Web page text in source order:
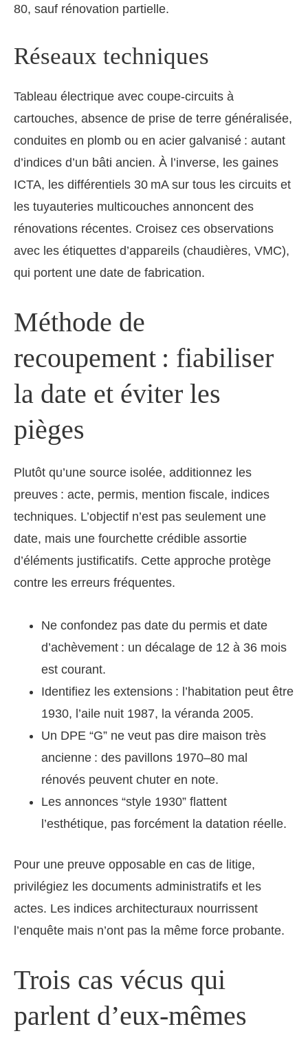
80, sauf rénovation partielle.
Réseaux techniques
Tableau électrique avec coupe-circuits à
cartouches, absence de prise de terre généralisée,
conduites en plomb ou en acier galvanisé : autant
d’indices d’un bâti ancien. À l’inverse, les gaines
ICTA, les différentiels 30 mA sur tous les circuits et
les tuyauteries multicouches annoncent des
rénovations récentes. Croisez ces observations
avec les étiquettes d’appareils (chaudières, VMC),
qui portent une date de fabrication.
Méthode de
recoupement : fiabiliser
la date et éviter les
pièges
Plutôt qu’une source isolée, additionnez les
preuves : acte, permis, mention fiscale, indices
techniques. L’objectif n’est pas seulement une
date, mais une fourchette crédible assortie
d’éléments justificatifs. Cette approche protège
contre les erreurs fréquentes.
Ne confondez pas date du permis et date
d’achèvement : un décalage de 12 à 36 mois
est courant.
Identifiez les extensions : l’habitation peut être
1930, l’aile nuit 1987, la véranda 2005.
Un DPE “G” ne veut pas dire maison très
ancienne : des pavillons 1970–80 mal
rénovés peuvent chuter en note.
Les annonces “style 1930” flattent
l’esthétique, pas forcément la datation réelle.
Pour une preuve opposable en cas de litige,
privilégiez les documents administratifs et les
actes. Les indices architecturaux nourrissent
l’enquête mais n’ont pas la même force probante.
Trois cas vécus qui
parlent d’eux-mêmes